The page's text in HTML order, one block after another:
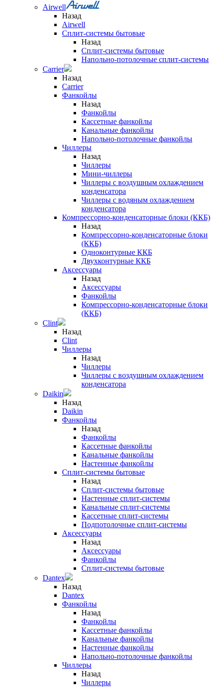
Airwell
Назад
Airwell
Сплит-системы бытовые
Назад
Сплит-системы бытовые
Напольно-потолочные сплит-системы
Carrier
Назад
Carrier
Фанкойлы
Назад
Фанкойлы
Кассетные фанкойлы
Канальные фанкойлы
Напольно-потолочные фанкойлы
Чиллеры
Назад
Чиллеры
Мини-чиллеры
Чиллеры с воздушным охлаждением
конденсатора
Чиллеры с водяным охлаждением
конденсатора
Компрессорно-конденсаторные блоки (ККБ)
Назад
Компрессорно-конденсаторные блоки
(ККБ)
Одноконтурные ККБ
Двухконтурные ККБ
Аксессуары
Назад
Аксессуары
Фанкойлы
Компрессорно-конденсаторные блоки
(ККБ)
Clint
Назад
Clint
Чиллеры
Назад
Чиллеры
Чиллеры с воздушным охлаждением
конденсатора
Daikin
Назад
Daikin
Фанкойлы
Назад
Фанкойлы
Кассетные фанкойлы
Канальные фанкойлы
Настенные фанкойлы
Сплит-системы бытовые
Назад
Сплит-системы бытовые
Настенные сплит-системы
Канальные сплит-системы
Кассетные сплит-системы
Подпотолочные сплит-системы
Аксессуары
Назад
Аксессуары
Фанкойлы
Сплит-системы бытовые
Dantex
Назад
Dantex
Фанкойлы
Назад
Фанкойлы
Кассетные фанкойлы
Канальные фанкойлы
Настенные фанкойлы
Напольно-потолочные фанкойлы
Чиллеры
Назад
Чиллеры